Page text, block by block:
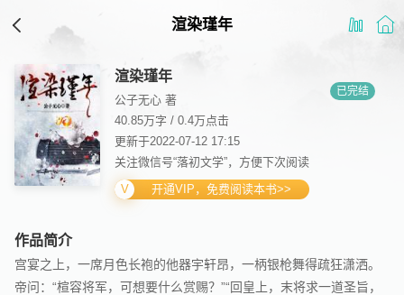
渲染瑾年
渲染瑾年
公子无心 著
已完结
40.85万字 / 0.4万点击
更新于2022-07-12 17:15
关注微信号“落初文学”，方便下次阅读
开通VIP，免费阅读本书>>
作品简介
宫宴之上，一席月色长袍的他器宇轩昂，一柄银枪舞得疏狂潇洒。
帝问：“楦容将军，可想要什么赏赐？”“回皇上，末将求一道圣旨，